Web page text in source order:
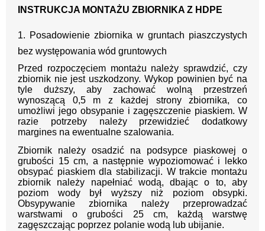
INSTRUKCJA MONTAŻU ZBIORNIKA Z HDPE
1. Posadowienie zbiornika w gruntach piaszczystych
bez występowania wód gruntowych
Przed rozpoczęciem montażu należy sprawdzić, czy
zbiornik nie jest uszkodzony. Wykop powinien być na
tyle duższy, aby zachować wolną przestrzeń
wynoszącą 0,5 m z każdej strony zbiornika, co
umożliwi jego obsypanie i zagęszczenie piaskiem. W
razie potrzeby należy przewidzieć dodatkowy
margines na ewentualne szalowania.
Zbiornik należy osadzić na podsypce piaskowej o
grubości 15 cm, a następnie wypoziomować i lekko
obsypać piaskiem dla stabilizacji. W trakcie montażu
zbiornik należy napełniać wodą, dbając o to, aby
poziom wody był wyższy niż poziom obsypki.
Obsypywanie zbiornika należy przeprowadzać
warstwami o grubości 25 cm, każdą warstwę
zagęszczając poprzez polanie wodą lub ubijanie.